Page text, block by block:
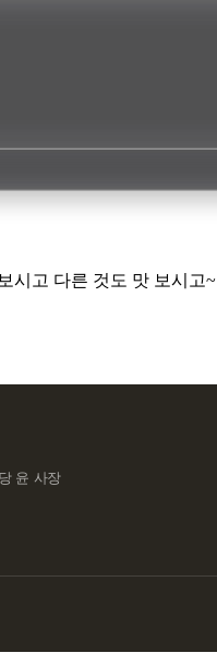
시고 다른 것도 맛 보시고~
윤 사장